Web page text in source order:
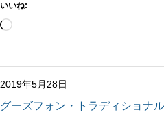
いいね:
読
み
中…
2019年5月28日
グーズフォン・トラディショナル